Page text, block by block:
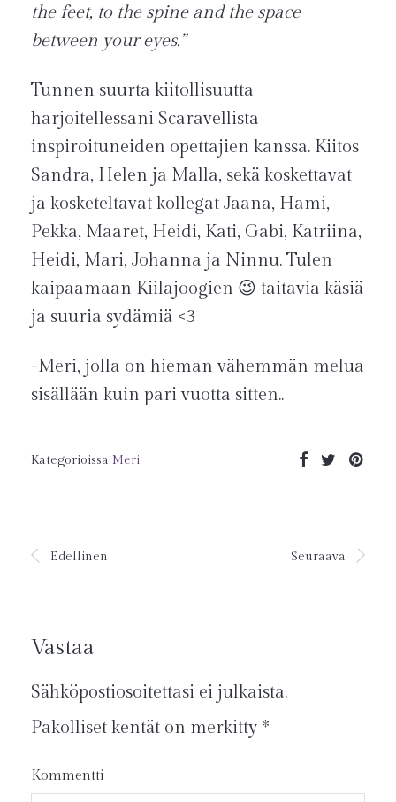
the feet, to the spine and the space
between your eyes.”
Tunnen suurta kiitollisuutta
harjoitellessani Scaravellista
inspiroituneiden opettajien kanssa. Kiitos
Sandra, Helen ja Malla, sekä koskettavat
ja kosketeltavat kollegat Jaana, Hami,
Pekka, Maaret, Heidi, Kati, Gabi, Katriina,
Heidi, Mari, Johanna ja Ninnu. Tulen
kaipaamaan Kiilajoogien 😉 taitavia käsiä
ja suuria sydämiä <3
-Meri, jolla on hieman vähemmän melua
sisällään kuin pari vuotta sitten..
Kategorioissa Meri.
Edellinen Seuraava
Vastaa
Sähköpostiosoitettasi ei julkaista.
Pakolliset kentät on merkitty *
Kommentti